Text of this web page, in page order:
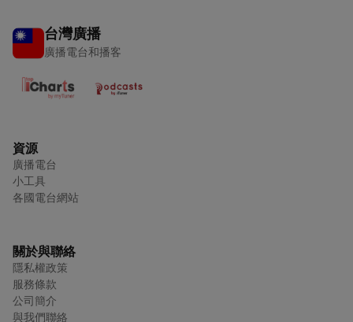
台灣廣播
廣播電台和播客
資源
廣播電台
小工具
各國電台網站
關於與聯絡
隱私權政策
服務條款
公司簡介
與我們聯絡